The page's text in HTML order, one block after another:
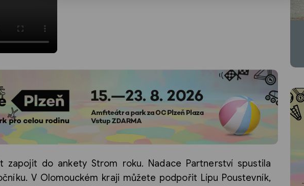
zapojit do ankety Strom roku. Nadace Partnerství spustila
V Olomouckém kraji můžete podpořit Lípu Poustevník,